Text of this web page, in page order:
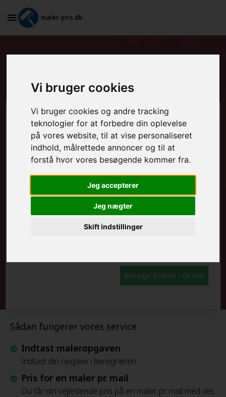
Vi bruger cookies
Vi bruger cookies og andre tracking
teknologier for at forbedre din oplevelse
på vores website, til at vise personaliseret
indhold, målrettede annoncer og til at
forstå hvor vores besøgende kommer fra.
Jeg accepterer
Jeg nægter
Skift indstillinger
maler-pris.dk
vægge i Vorbasse
Sådan fungerer vores service
Indtast maleropgaven
Indtast din opgave i beregneren
Pris for en maler pr. mail
Du får din vejledende pris på en maler pr. mail med det
Beregn prisen her
MALEROPGAVER - INDVENDIGT:
MALEROPGAVER - UDVENDIGT:
FRAFLYTNINGSPAKKE:
Beregn Prisen - Gratis